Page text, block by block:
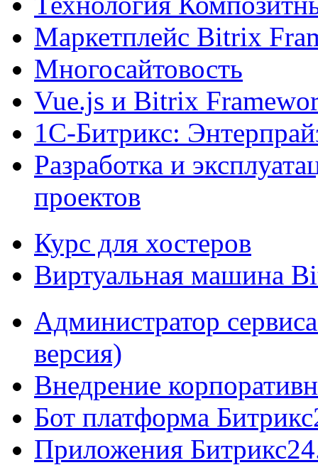
Маркетплейс Bitrix
Многосайтовость
Vue.js и Bitrix
1С-Битрикс:
Разработка и
проектов
Курс для хостеров
Виртуальная машина
Администратор
версия)
Внедрение
Бот платформа
Приложения